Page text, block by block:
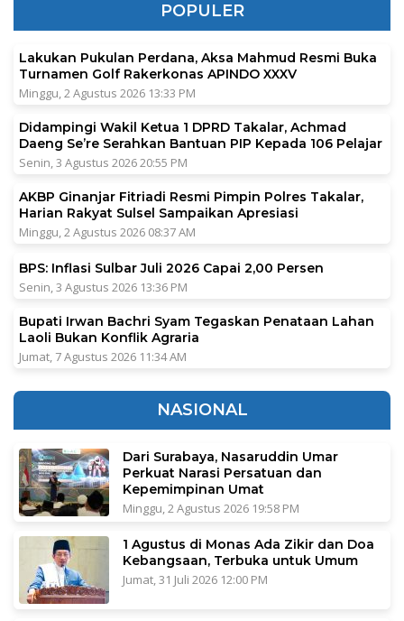
POPULER
Lakukan Pukulan Perdana, Aksa Mahmud Resmi Buka
Turnamen Golf Rakerkonas APINDO XXXV
Minggu, 2 Agustus 2026 13:33 PM
Didampingi Wakil Ketua 1 DPRD Takalar, Achmad
Daeng Se’re Serahkan Bantuan PIP Kepada 106 Pelajar
Senin, 3 Agustus 2026 20:55 PM
AKBP Ginanjar Fitriadi Resmi Pimpin Polres Takalar,
Harian Rakyat Sulsel Sampaikan Apresiasi
Minggu, 2 Agustus 2026 08:37 AM
BPS: Inflasi Sulbar Juli 2026 Capai 2,00 Persen
Senin, 3 Agustus 2026 13:36 PM
Bupati Irwan Bachri Syam Tegaskan Penataan Lahan
Laoli Bukan Konflik Agraria
Jumat, 7 Agustus 2026 11:34 AM
NASIONAL
Dari Surabaya, Nasaruddin Umar
Perkuat Narasi Persatuan dan
Kepemimpinan Umat
Minggu, 2 Agustus 2026 19:58 PM
1 Agustus di Monas Ada Zikir dan Doa
Kebangsaan, Terbuka untuk Umum
Jumat, 31 Juli 2026 12:00 PM